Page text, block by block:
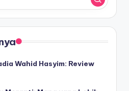
Wahid Hasyim: Review